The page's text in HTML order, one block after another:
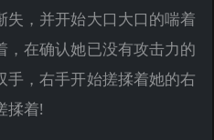
，并开始大口大口的喘着
在确认她已没有攻击力的
，右手开始搓揉着她的右
揉着!